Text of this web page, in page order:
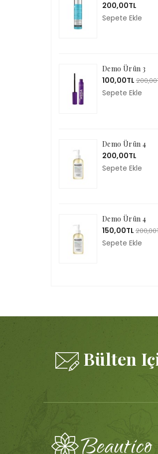
200,00TL
Sepete Ekle
Demo Ürün 3
100,00TL
Sepete Ekle
Demo Ürün 4
200,00TL
Sepete Ekle
Demo Ürün 4
150,00TL
Sepete Ekle
Bülten